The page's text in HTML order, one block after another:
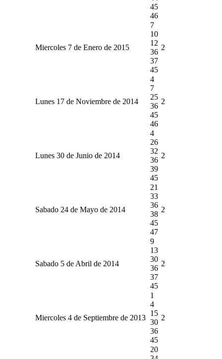
45
46
Miercoles 7 de Enero de 2015
7
10
12
36
37
45
2
Lunes 17 de Noviembre de 2014
4
7
25
36
45
46
2
Lunes 30 de Junio de 2014
4
26
32
36
39
45
2
Sabado 24 de Mayo de 2014
21
33
36
38
45
47
2
Sabado 5 de Abril de 2014
9
13
30
36
37
45
2
Miercoles 4 de Septiembre de 2013
1
4
15
30
36
45
2
20